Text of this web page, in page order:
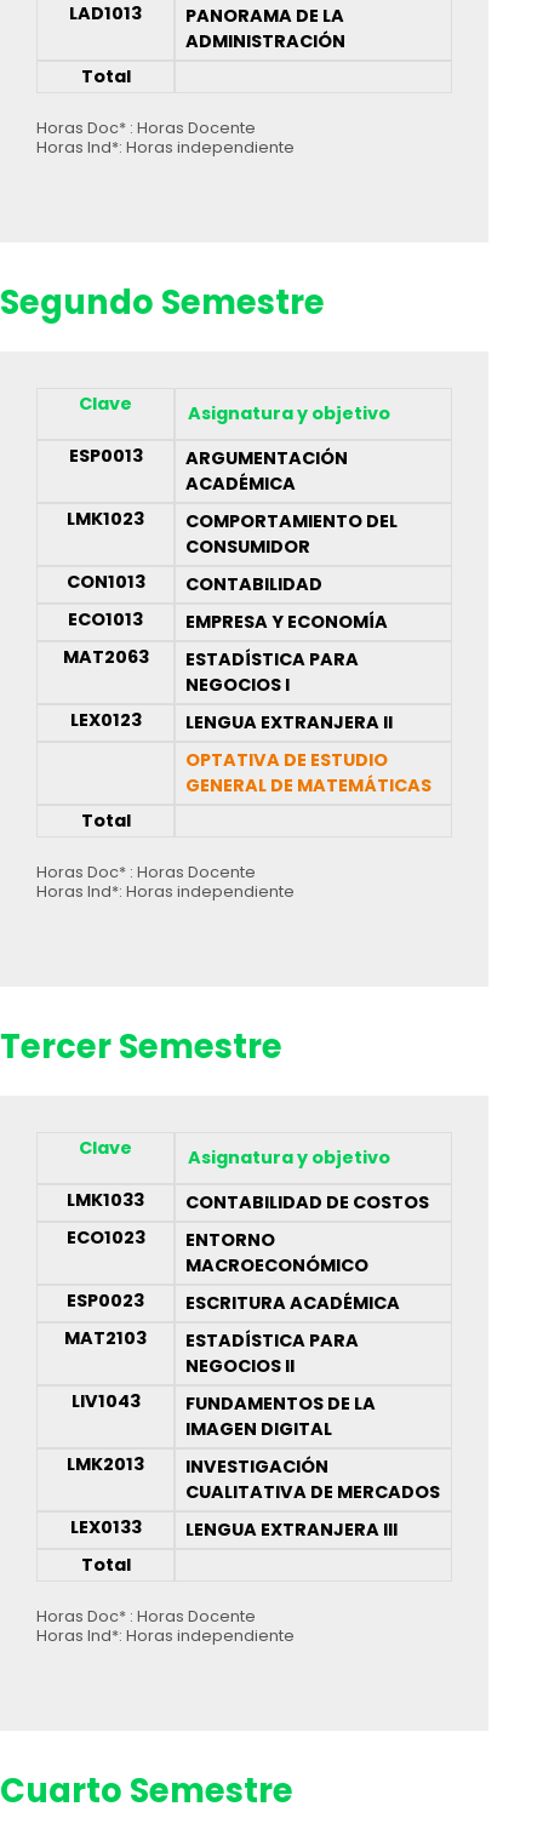
LAD1013
PANORAMA DE LA
ADMINISTRACIÓN
Total
Horas Doc* : Horas Docente
Horas Ind*: Horas independiente
Segundo Semestre
Clave
Asignatura y objetivo
ESP0013
ARGUMENTACIÓN
ACADÉMICA
LMK1023
COMPORTAMIENTO DEL
CONSUMIDOR
CON1013
CONTABILIDAD
ECO1013
EMPRESA Y ECONOMÍA
MAT2063
ESTADÍSTICA PARA
NEGOCIOS I
LEX0123
LENGUA EXTRANJERA II
OPTATIVA DE ESTUDIO
GENERAL DE MATEMÁTICAS
Total
Horas Doc* : Horas Docente
Horas Ind*: Horas independiente
Tercer Semestre
Clave
Asignatura y objetivo
LMK1033
CONTABILIDAD DE COSTOS
ECO1023
ENTORNO
MACROECONÓMICO
ESP0023
ESCRITURA ACADÉMICA
MAT2103
ESTADÍSTICA PARA
NEGOCIOS II
LIV1043
FUNDAMENTOS DE LA
IMAGEN DIGITAL
LMK2013
INVESTIGACIÓN
CUALITATIVA DE MERCADOS
LEX0133
LENGUA EXTRANJERA III
Total
Horas Doc* : Horas Docente
Horas Ind*: Horas independiente
Cuarto Semestre